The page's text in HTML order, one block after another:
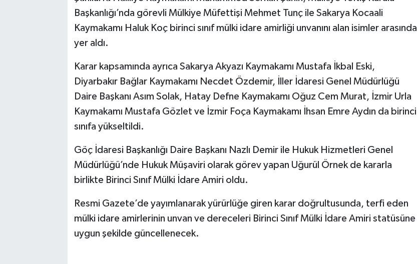
Başkanlığı’nda görevli Mülkiye Müfettişi Mehmet Tunç ile Sakarya Kocaali
Kaymakamı Haluk Koç birinci sınıf mülki idare amirliği unvanını alan isimler arasında
yer aldı.
Karar kapsamında ayrıca Sakarya Akyazı Kaymakamı Mustafa İkbal Eski,
Diyarbakır Bağlar Kaymakamı Necdet Özdemir, İller İdaresi Genel Müdürlüğü
Daire Başkanı Asım Solak, Hatay Defne Kaymakamı Oğuz Cem Murat, İzmir Urla
Kaymakamı Mustafa Gözlet ve İzmir Foça Kaymakamı İhsan Emre Aydın da birinci
sınıfa yükseltildi.
Göç İdaresi Başkanlığı Daire Başkanı Nazlı Demir ile Hukuk Hizmetleri Genel
Müdürlüğü’nde Hukuk Müşaviri olarak görev yapan Uğurül Örnek de kararla
birlikte Birinci Sınıf Mülki İdare Amiri oldu.
Resmi Gazete’de yayımlanarak yürürlüğe giren karar doğrultusunda, terfi eden
mülki idare amirlerinin unvan ve dereceleri Birinci Sınıf Mülki İdare Amiri statüsüne
uygun şekilde güncellenecek.